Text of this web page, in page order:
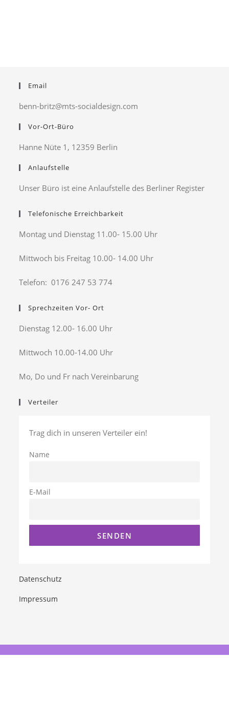
Email
benn-britz@mts-socialdesign.com
Vor-Ort-Büro
Hanne Nüte 1, 12359 Berlin
Anlaufstelle
Unser Büro ist eine Anlaufstelle des Berliner Register
Telefonische Erreichbarkeit
Montag und Dienstag 11.00- 15.00 Uhr
Mittwoch bis Freitag 10.00- 14.00 Uhr
Telefon: 0176 247 53 774
Sprechzeiten Vor- Ort
Dienstag 12.00- 16.00 Uhr
Mittwoch 10.00-14.00 Uhr
Mo, Do und Fr nach Vereinbarung
Verteiler
Trag dich in unseren Verteiler ein!
Name
E-Mail
Datenschutz
Impressum